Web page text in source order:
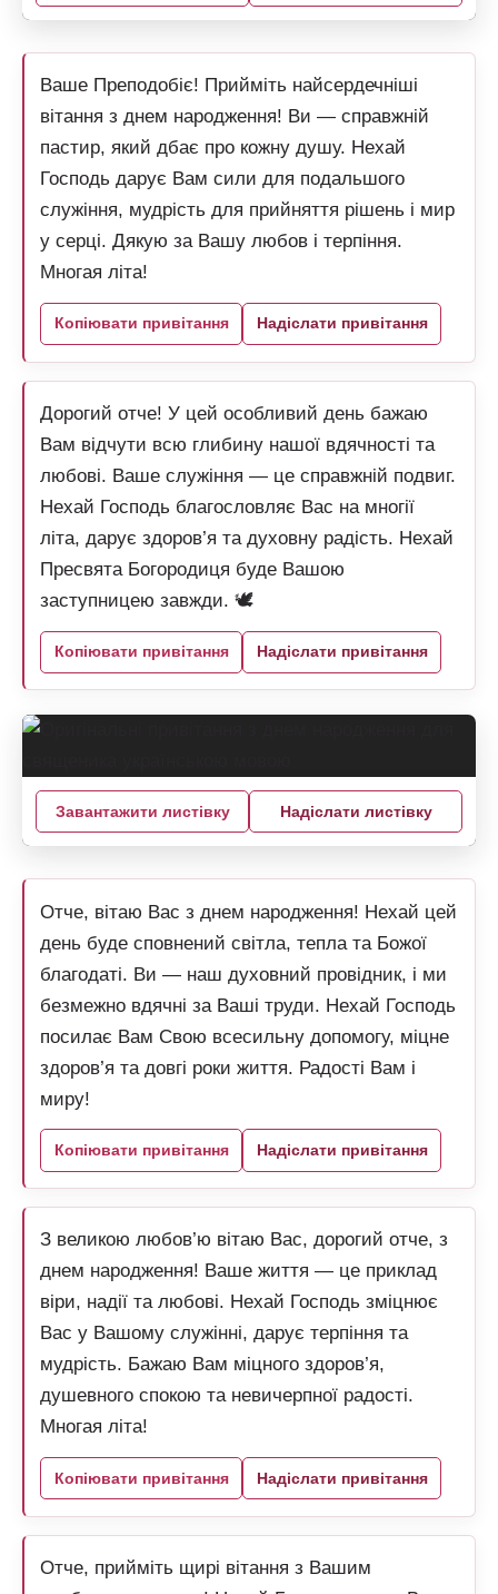
Ваше Преподобіє! Прийміть найсердечніші
вітання з днем народження! Ви — справжній
пастир, який дбає про кожну душу. Нехай
Господь дарує Вам сили для подальшого
служіння, мудрість для прийняття рішень і мир
у серці. Дякую за Вашу любов і терпіння.
Многая літа!
Копіювати привітання Надіслати привітання
Дорогий отче! У цей особливий день бажаю
Вам відчути всю глибину нашої вдячності та
любові. Ваше служіння — це справжній подвиг.
Нехай Господь благословляє Вас на многії
літа, дарує здоров’я та духовну радість. Нехай
Пресвята Богородиця буде Вашою
заступницею завжди. 🕊️
Копіювати привітання Надіслати привітання
Завантажити листівку Надіслати листівку
Отче, вітаю Вас з днем народження! Нехай цей
день буде сповнений світла, тепла та Божої
благодаті. Ви — наш духовний провідник, і ми
безмежно вдячні за Ваші труди. Нехай Господь
посилає Вам Свою всесильну допомогу, міцне
здоров’я та довгі роки життя. Радості Вам і
миру!
Копіювати привітання Надіслати привітання
З великою любов’ю вітаю Вас, дорогий отче, з
днем народження! Ваше життя — це приклад
віри, надії та любові. Нехай Господь зміцнює
Вас у Вашому служінні, дарує терпіння та
мудрість. Бажаю Вам міцного здоров’я,
душевного спокою та невичерпної радості.
Многая літа!
Копіювати привітання Надіслати привітання
Отче, прийміть щирі вітання з Вашим